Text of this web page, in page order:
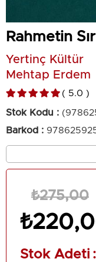
Rahmetin
Yertinç Kültür
Mehtap Erdem
5.0
Stok Kodu
Barkod :
₺275,00
Stok Adeti :